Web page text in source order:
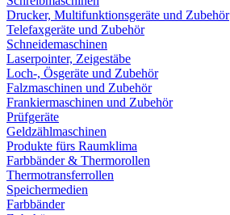
Drucker, Multifunktionsgeräte und Zubehör
Telefaxgeräte und Zubehör
Schneidemaschinen
Laserpointer, Zeigestäbe
Loch-, Ösgeräte und Zubehör
Falzmaschinen und Zubehör
Frankiermaschinen und Zubehör
Prüfgeräte
Geldzählmaschinen
Produkte fürs Raumklima
Farbbänder & Thermorollen
Thermotransferrollen
Speichermedien
Farbbänder